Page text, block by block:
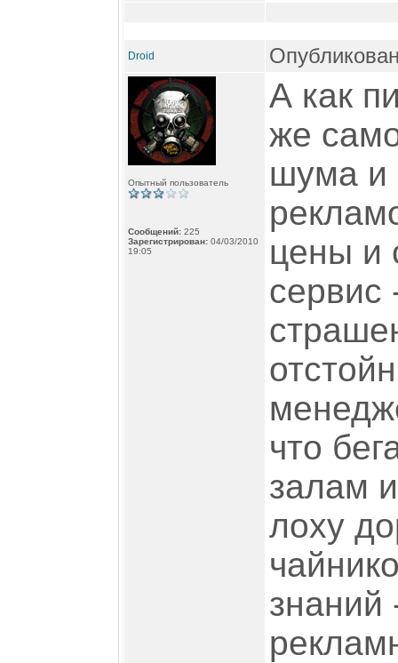
Droid
Опытный пользователь
Сообщений: 225
Зарегистрирован: 04/03/2010
19:05
А как
же
шума и
цены и
что
залам
лоху
знаний